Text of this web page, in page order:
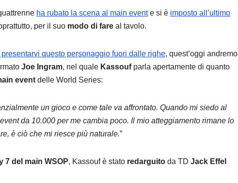
ha rubato la scena al main evente si è imposto all’ultimo
per il suo modo di fare al tavolo.
questo personaggio fuori dalle righe, quest’oggi andremo
Joe Ingram, nel quale Kassoufparla apertamente di quanto
event delle World Series:
un gioco e come tale va affrontato. Quando mi siedo al
da 10.000 per me cambia poco. Il mio atteggiamento rimane lo
è ciò che mi riesce più naturale.”
7 del main WSOP, Kassouf è stato redarguito da TD Jack Effel